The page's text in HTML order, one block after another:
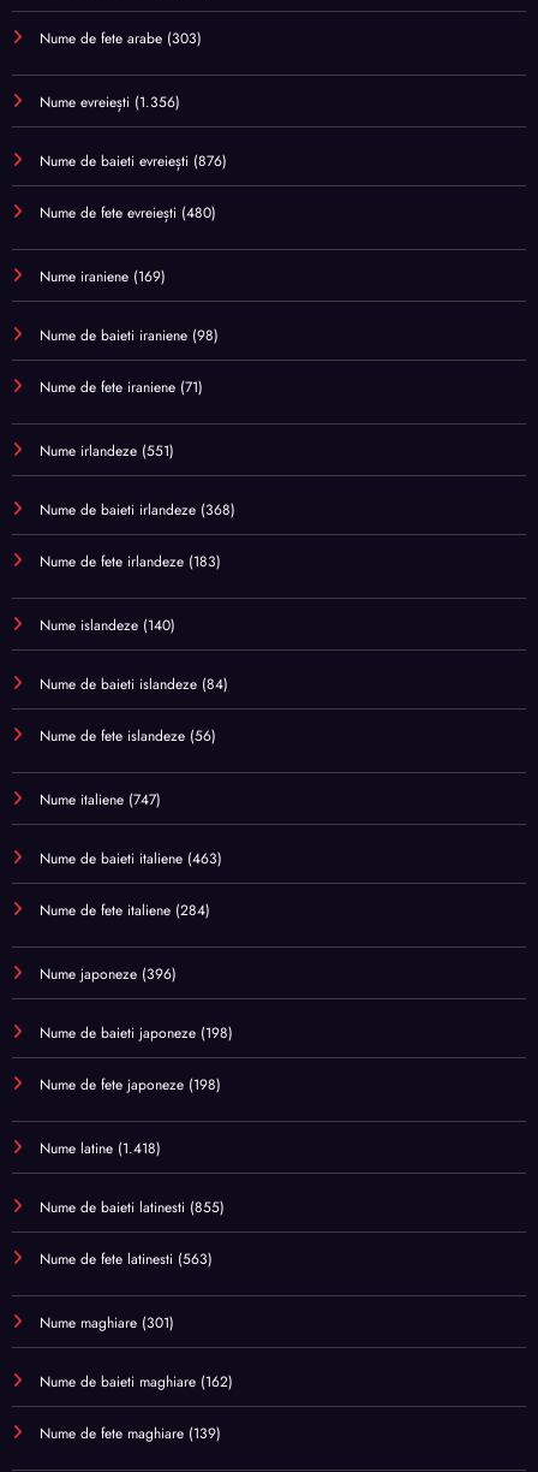
Nume de fete arabe (303)
Nume evreiești (1.356)
Nume de baieti evreiești (876)
Nume de fete evreiești (480)
Nume iraniene (169)
Nume de baieti iraniene (98)
Nume de fete iraniene (71)
Nume irlandeze (551)
Nume de baieti irlandeze (368)
Nume de fete irlandeze (183)
Nume islandeze (140)
Nume de baieti islandeze (84)
Nume de fete islandeze (56)
Nume italiene (747)
Nume de baieti italiene (463)
Nume de fete italiene (284)
Nume japoneze (396)
Nume de baieti japoneze (198)
Nume de fete japoneze (198)
Nume latine (1.418)
Nume de baieti latinesti (855)
Nume de fete latinesti (563)
Nume maghiare (301)
Nume de baieti maghiare (162)
Nume de fete maghiare (139)